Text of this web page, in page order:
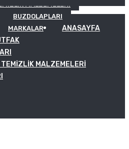
MALZEMELERI
BUZDOLAPLARI
MARKALAR
ANASAYFA
MALZEMELERI